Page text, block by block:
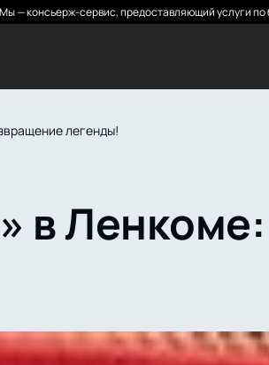
— консьерж-сервис, предоставляющий услуги по
легенды!
в